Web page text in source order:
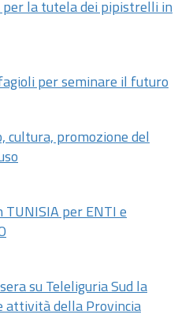
per la tutela dei pipistrelli in
per seminare il futuro
cultura, promozione del
TUNISIA per ENTI e
su Teleliguria Sud la
attività della Provincia